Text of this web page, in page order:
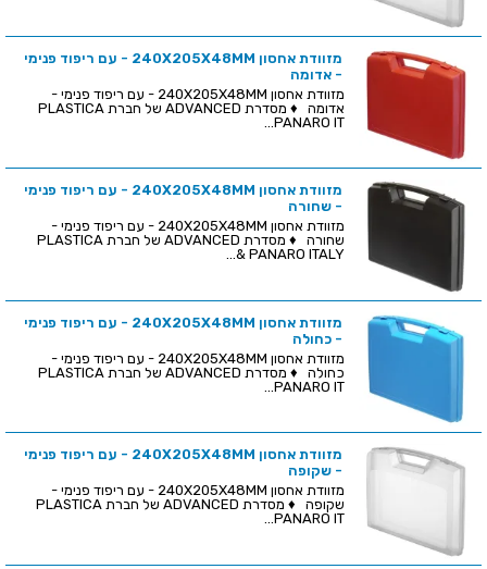
מזוודת אחסון 240X205X48MM - עם ריפוד פנימי
- אדומה
מזוודת אחסון 240X205X48MM - עם ריפוד פנימי -
אדומה ♦ מסדרת ADVANCED של חברת PLASTICA
PANARO IT...
מזוודת אחסון 240X205X48MM - עם ריפוד פנימי
- שחורה
מזוודת אחסון 240X205X48MM - עם ריפוד פנימי -
שחורה ♦ מסדרת ADVANCED של חברת PLASTICA
PANARO ITALY &...
מזוודת אחסון 240X205X48MM - עם ריפוד פנימי
- כחולה
מזוודת אחסון 240X205X48MM - עם ריפוד פנימי -
כחולה ♦ מסדרת ADVANCED של חברת PLASTICA
PANARO IT...
מזוודת אחסון 240X205X48MM - עם ריפוד פנימי
- שקופה
מזוודת אחסון 240X205X48MM - עם ריפוד פנימי -
שקופה ♦ מסדרת ADVANCED של חברת PLASTICA
PANARO IT...